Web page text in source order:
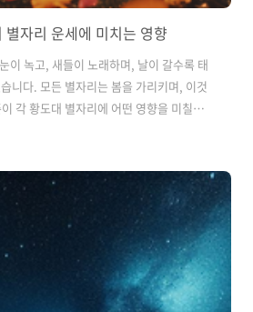
자리 운세에 미치는 영향
이 녹고, 새들이 노래하며, 날이 갈수록 태
니다. 모든 별자리는 봄을 가리키며, 이것
각 황도대 별자리에 어떤 영향을 미칠지
일어나는 이것은 계절적 변화 그 이상입
끗하게 닦아내고 새로운 시작을 받아들일
에 새해 결심을 어겼다면 누가 신경쓰나요?
히 오후 11시 6분(동부 표준시 기준)에 태양
다는 것을 모두가 알고 있습니다. 이번 시
으니 기분이 더 좋아지고 더 빨라질..